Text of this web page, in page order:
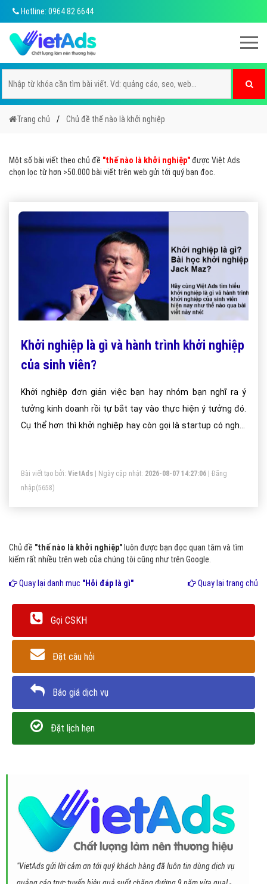
Hotline: 0964 82 6644
Trang chủ Chủ đề thế nào là khởi nghiệp
Một số bài viết theo chủ đề "thế nào là khởi nghiệp"được Việt Ads
chọn lọc từ hơn >50.000 bài viết trên web gửi tới quý bạn đọc.
Khởi nghiệp là gì và hành trình khởi nghiệp
của sinh viên?
Khởi nghiệp đơn giản việc bạn hay nhóm bạn nghĩ ra ý
tưởng kinh doanh rồi tự bắt tay vào thực hiện ý tưởng đó.
Cụ thể hơn thì khởi nghiệp hay còn gọi là startup có nghĩa
trên những ý tưởng kinh doanh trong đầu các bạn.
Bài viết tạo bởi: VietAds | Ngày cập nhật: 2026-08-07 14:27:06
Đăng
nhập(5658)
Chủ đề "thế nào là khởi nghiệp" luôn được bạn đọc quan tâm và tìm
kiếm rất nhiều trên web của chúng tôi cũng như trên Google.
Quay lại danh mục "Hỏi đáp là gì" Quay lại trang chủ
Gọi CSKH
Đặt câu hỏi
Báo giá dịch vụ
Đặt lịch hẹn
"VietAds gửi lời cảm ơn tới quý khách hàng đã luôn tin dùng dịch vụ